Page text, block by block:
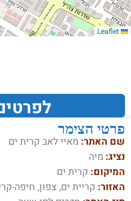
Leaflet
פרטי הצימר
שם האתר: מאיי לאב קרית ים
נציג: מיה
המיקום: קרית ים
האזור: קריית ים‏, צפון, חיפה-